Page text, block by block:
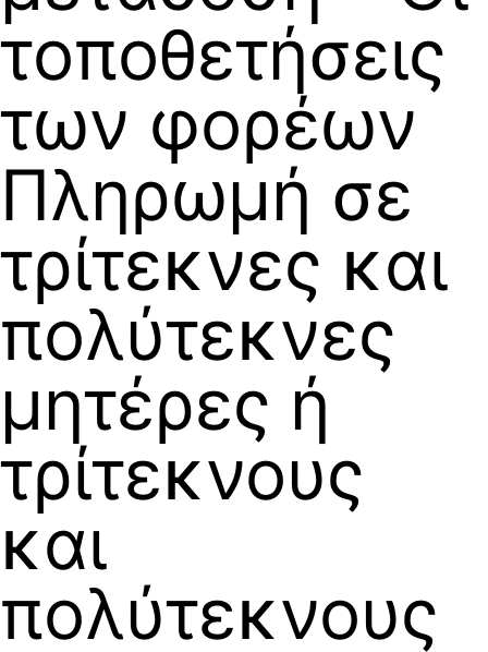
τοποθετήσεις
των φορέων
Πληρωμή σε
τρίτεκνες και
πολύτεκνες
μητέρες ή
τρίτεκνους
και
πολύτεκνους